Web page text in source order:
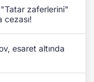
zaferlerini"
esaret altında